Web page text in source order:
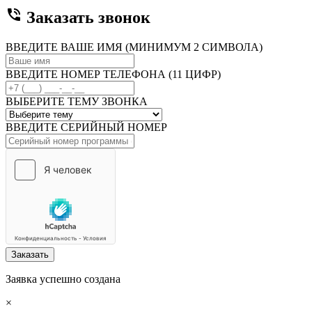
phone_in_talk Заказать звонок
ВВЕДИТЕ ВАШЕ ИМЯ (МИНИМУМ 2 СИМВОЛА)
ВВЕДИТЕ НОМЕР ТЕЛЕФОНА (11 ЦИФР)
ВЫБЕРИТЕ ТЕМУ ЗВОНКА
ВВЕДИТЕ СЕРИЙНЫЙ НОМЕР
Заказать
Заявка успешно создана
×